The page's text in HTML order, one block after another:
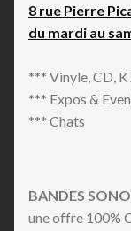
8 rue Pierre
du mardi au
*** Vinyle, CD,
*** Expos &
*** Chats
BANDES
une offre 100%